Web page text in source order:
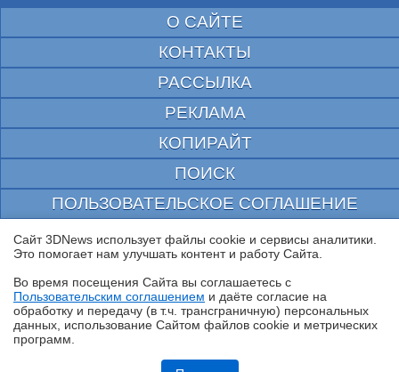
Ryzen и двухранговая DDR5: проверяем комплект G.Skill Trident Z5
О САЙТЕ
КОНТАКТЫ
РАССЫЛКА
РЕКЛАМА
КОПИРАЙТ
ПОИСК
ПОЛЬЗОВАТЕЛЬСКОЕ СОГЛАШЕНИЕ
ЗАЩИЩЕНО CURATOR
© 1997—2026 Электронное периодическое издание "3ДНьюс" | Свидетельство о
выдано Федеральной Службой по надзору за соблюдением законодательства в сфере
массовых коммуникаций и охране культурного наследия
При цитировании документа ссылка на сайт с указанием автора обязательна. Полное
заимствование документа является нарушением
российского и международного законодательства и возможно только с согласия
Сайт 3DNews использует файлы cookie и сервисы аналитики.
Это помогает нам улучшать контент и работу Cайта.
Во время посещения Cайта вы соглашаетесь с
Пользовательским соглашением и даёте согласие на
обработку и передачу (в т.ч. трансграничную) персональных
данных, использование Cайтом файлов cookie и метрических
программ.